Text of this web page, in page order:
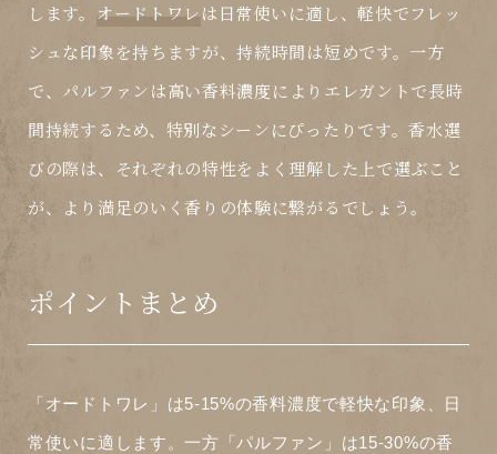
します。 オードトワレは日常使いに適し、軽快でフレッ
シュな印象を持ちますが、持続時間は短めです。一方
で、 パルファンは高い香料濃度によりエレガントで長時
間持続するため、特別なシーンにぴったりです。香水選
びの際は、それぞれの特性をよく理解した上で選ぶこと
が、より満足のいく香りの体験に繋がるでしょう。
ポイントまとめ
「オードトワレ」は5-15%の香料濃度で軽快な印象、日
常使いに適します。一方「パルファン」は15-30%の香